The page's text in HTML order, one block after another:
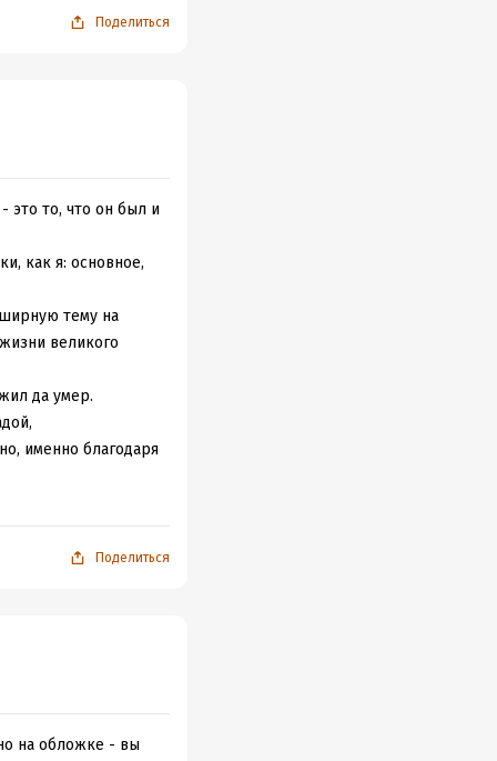
Поделиться
это то, что он был и
как я: основное,
тему на
великого
да умер.
именно благодаря
Поделиться
на обложке - вы